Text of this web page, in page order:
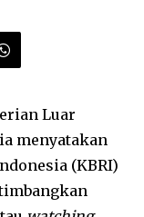
Luar
menyatakan
(KBRI)